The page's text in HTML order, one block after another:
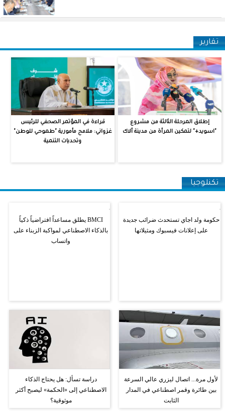
تقارير
إطلاق المرحلة الثالثة من مشروع
"اسويد+" لتمكين المرأة من مدينة ألاك
قراءة في المؤتمر الصحفي للرئيس
غزواني: ملامح مأمورية "طموحي للوطن"
وتحديات التنمية
‏تكنلوجيا ‏
حكومة ولد اجاي تستحدث ضرائب جديدة
على إعلانات فيسبوك ومثيلاتها
BMCI يطلق مساعداً افتراضياً ذكياً
بالذكاء الاصطناعي لمواكبة الزبناء على
واتساب
لأول مرة... اتصال ليزري عالي السرعة
بين طائرة وقمر اصطناعي في المدار
الثابت
دراسة تسأل: هل يحتاج الذكاء
الاصطناعي إلى «الحكمة» ليصبح أكثر
موثوقية؟